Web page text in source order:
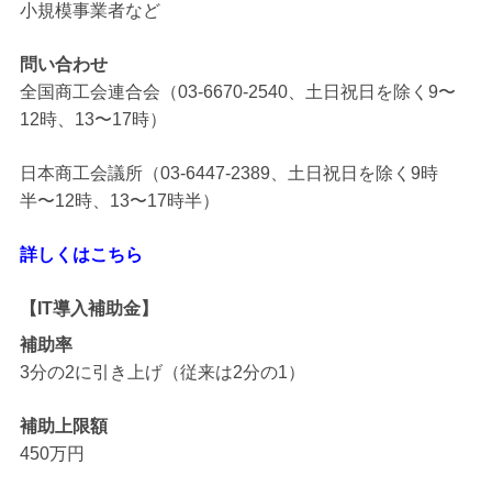
小規模事業者など
問い合わせ
全国商工会連合会（03-6670-2540、土日祝日を除く9〜
12時、13〜17時）
日本商工会議所（03-6447-2389、土日祝日を除く9時
半〜12時、13〜17時半）
詳しくはこちら
【IT導入補助金】
補助率
3分の2に引き上げ（従来は2分の1）
補助上限額
450万円